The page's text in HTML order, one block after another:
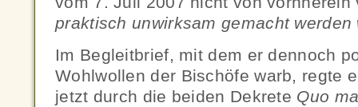
praktisch unwirksam gemacht werden
Im Begleitbrief, mit dem er dennoch
Wohlwollen der Bischöfe warb, regte
jetzt durch die beiden Dekrete Quo